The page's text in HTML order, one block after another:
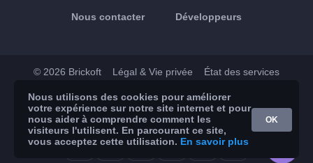
Nous contacter Développeurs
© 2026 Brickoft Légal & Vie privée État des services
App Store Google Play
Nous utilisons des cookies pour améliorer
votre expérience sur notre site internet et pour
nous aider à comprendre comment les
visiteurs l'utilisent. En parcourant ce site,
vous acceptez cette utilisation. En savoir plus
OK